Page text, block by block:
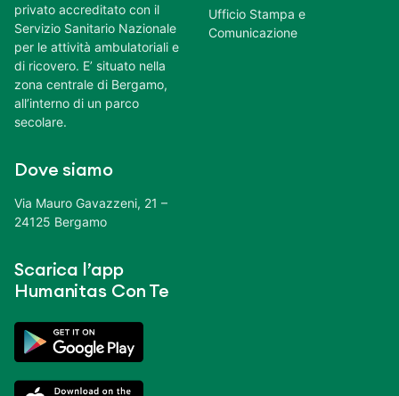
privato accreditato con il
Servizio Sanitario Nazionale
per le attività ambulatoriali e
di ricovero. E’ situato nella
zona centrale di Bergamo,
all’interno di un parco
secolare.
Dove siamo
Via Mauro Gavazzeni, 21 –
24125 Bergamo
Scarica l’app
Humanitas Con Te
Ufficio Stampa e
Comunicazione